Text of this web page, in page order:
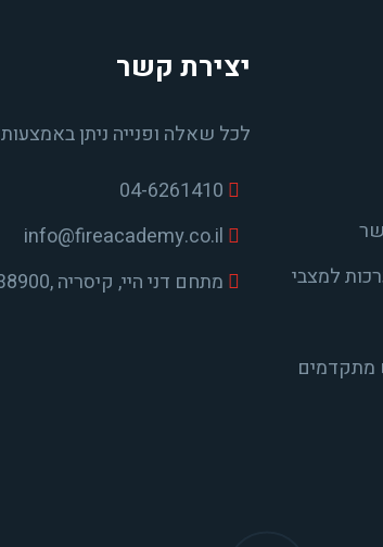
למצבי
מתקדמים
יצירת קשר
לכל שאלה ופנייה ניתן באמצעות
מתחם דני היי, קיסריה ,38900